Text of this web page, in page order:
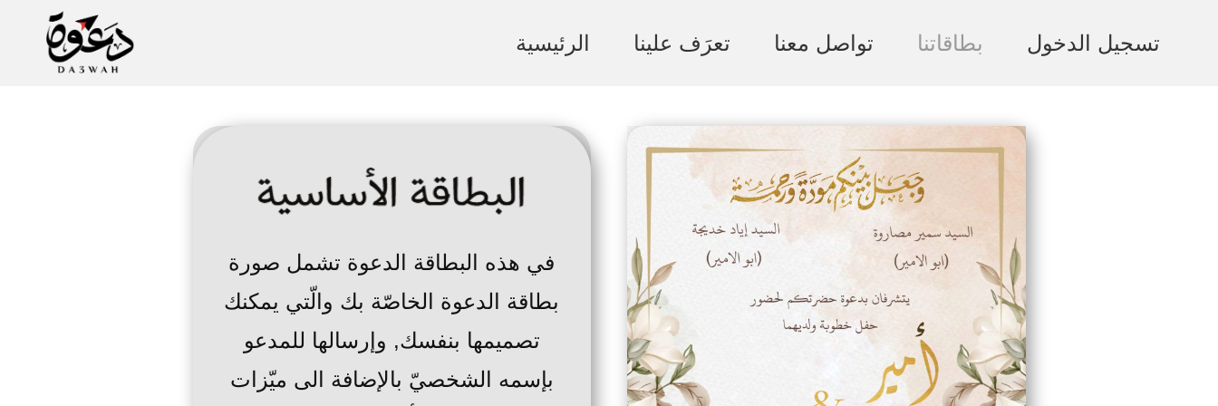
الرئيسية تعرَف علينا تواصل معنا بطاقاتنا تسجيل الدخول
في هذه البطاقة الدعوة تشمل صورة
بطاقة الدعوة الخاصّة بك والّتي يمكنك
تصميمها بنفسك, وإرسالها للمدعو
بإسمه الشخصيّ بالإضافة الى ميّزات